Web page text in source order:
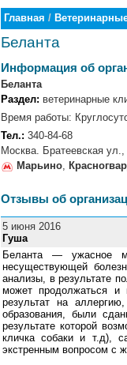
Главная /
Беланта
Информация об
Беланта
Раздел: ветеринарные
Время работы:
Тел.: 340-84-68
Москва. Братеевская
Марьино,
Отзывы об
5 июня 2016
Гуша
Беланта — ужасное
несуществующей
анализы, в результате
может продолжаться и
результат на
образования, были
результате которой
кличка собаки и т.д),
экстренным вопросом с